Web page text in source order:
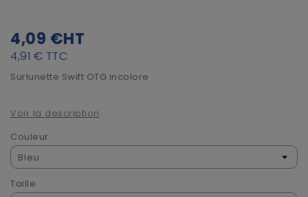
4,09 €HT
4,91 € TTC
Surlunette Swift OTG incolore
Voir la description
Couleur
Taille